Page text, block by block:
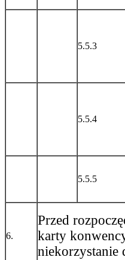
5.5.3
5.5.4
5.5.5
6.
Przed
karty
niekorzystanie